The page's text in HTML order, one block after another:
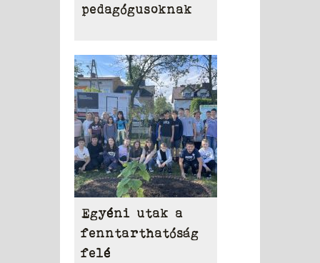
pedagógusoknak
Egyéni utak a
fenntarthatóság
felé